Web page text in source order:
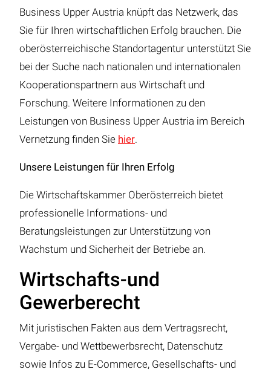
Business Upper Austria knüpft das Netzwerk, das
Sie für Ihren wirtschaftlichen Erfolg brauchen. Die
oberösterreichische Standortagentur unterstützt Sie
bei der Suche nach nationalen und internationalen
Kooperationspartnern aus Wirtschaft und
Forschung. Weitere Informationen zu den
Leistungen von Business Upper Austria im Bereich
Vernetzung finden Sie hier.
Unsere Leistungen für Ihren Erfolg
Die Wirtschaftskammer Oberösterreich bietet
professionelle Informations- und
Beratungsleistungen zur Unterstützung von
Wachstum und Sicherheit der Betriebe an.
Wirtschafts-und
Gewerberecht
Mit juristischen Fakten aus dem Vertragsrecht,
Vergabe- und Wettbewerbsrecht, Datenschutz
sowie Infos zu E-Commerce, Gesellschafts- und